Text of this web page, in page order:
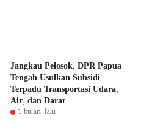
Jangkau Pelosok, DPR Papua
Tengah Usulkan Subsidi
Terpadu Transportasi Udara,
Air, dan Darat
1 bulan lalu